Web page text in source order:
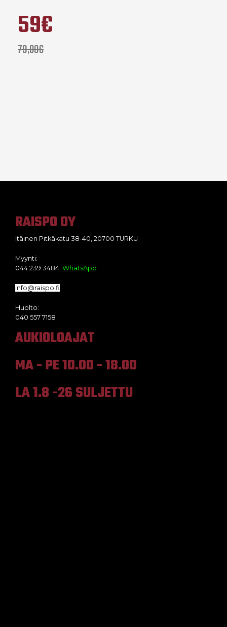
59€
79,00€
RAISPO OY
Itäinen Pitkäkatu 38-40, 20700 TURKU
Myynti:
044 239 3484 WhatsApp
info@raispo.fi
Huolto:
040 557 7158
AUKIOLOAJAT
MA - PE 10.00 - 18.00
LA 1.8 -26 SULJETTU